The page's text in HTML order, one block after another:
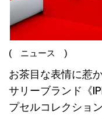
( ニュース )
お茶目な表情に惹
サリーブランド《
プセルコレクショ